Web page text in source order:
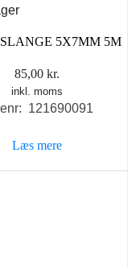
5X7MM 5M
85,00 kr.
inkl. moms
121690091
Læs mere